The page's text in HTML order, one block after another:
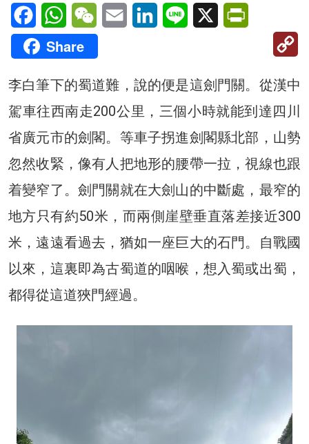
FacebookWhatsAppWeChatEmail LinkedInLine X
Share
李白筆下的蜀道難，說的便是這劍門關。從漢中
駕車往西南走200公里，三個小時就能到達四川
省廣元市的劍閣。等車子拐進劍閣縣北部，山勢
忽然收緊，像有人把地形的腰帶一拉，視線也跟
着變窄了。劍門關就在大劍山的中斷處，最窄的
地方只有約50米，而兩側崖壁垂直落差接近300
米，遠遠看過去，猶如一座巨大的石門。自戰國
以來，這裏即為古蜀道的咽喉，想入蜀或出蜀，
都得從這道狹門經過。